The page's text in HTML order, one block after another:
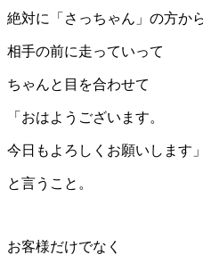
絶対に「さっちゃん」の方か
相手の前に走っていって
ちゃんと目を合わせて
「おはようございます。
今日もよろしくお願いします」
と言うこと。
お客様だけでなく